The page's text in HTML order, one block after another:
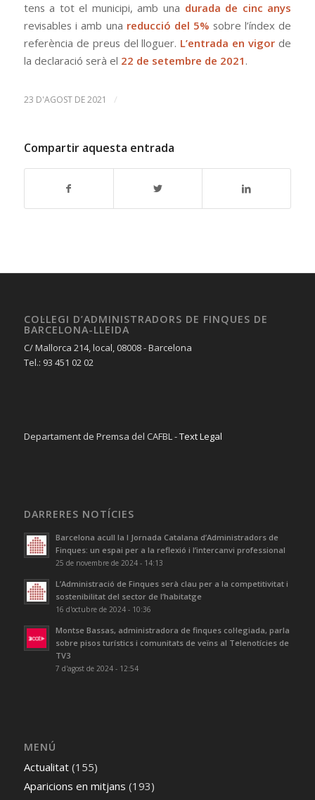
tens a tot el municipi, amb una durada de cinc anys
revisables i amb una reducció del 5% sobre l’índex de
referència de preus del lloguer. L’entrada en vigor de
la declaració serà el 22 de setembre de 2021 .
23 D'AGOST DE 2021 /
Compartir aquesta entrada
COL·LEGI D’ADMINISTRADORS DE FINQUES DE
BARCELONA-LLEIDA
C/ Mallorca 214, local, 08008 - Barcelona
Tel.: 93 451 02 02
Departament de Premsa del CAFBL -Text Legal
DARRERES NOTÍCIES
Barcelona acull la I Jornada Catalana d’Administradors de
Finques: un espai per a la reflexió i l’intercanvi professional
25 de novembre de 2024 - 14:13
L’Administració de Finques serà clau per a la competitivitat i
sostenibilitat del sector de l’habitatge
16 d'octubre de 2024 - 10:36
Montse Bassas, administradora de finques col·legiada, parla
sobre pisos turístics i comunitats de veïns al Telenotícies de
TV3
7 d'agost de 2024 - 12:54
MENÚ
Actualitat(155)
Aparicions en mitjans (193)